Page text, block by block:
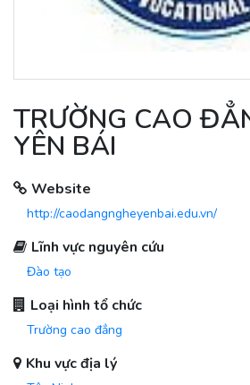
TRƯỜNG CAO
YÊN BÁI
Website
http://caodangngheyenbai.edu.vn/
Lĩnh vực nguyên cứu
Đào tạo
Loại hình tổ chức
Trường cao đẳng
Khu vực địa lý